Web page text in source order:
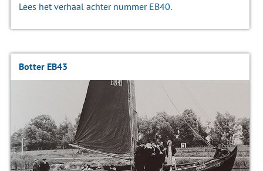
Lees het verhaal achter nummer EB40.
Botter EB43